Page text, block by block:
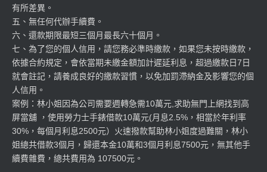
有所差異。
五、無任何代辦手續費。
六、還款期限最短三個月最長六十個月。
七、為了您的個人信用，請您務必準時繳款，如果您未按時繳款，
依據合約規定，會依當期未繳金額加計遲延利息，超過繳款日7日
就會註記，請養成良好的繳款習慣，以免加罰滯納金及影響您的個
人信用。
案例：林小姐因為公司需要週轉急需10萬元,求助無門上網找到高
屏當舖 ，使用勞力士手錶借款10萬元(月息2.5%，相當於年利率
30%，每個月利息2500元）火速撥款幫助林小姐度過難關，林小
姐總共借款3個月，歸還本金10萬和3個月利息7500元，無其他手
續費雜費，總共費用為 107500元。